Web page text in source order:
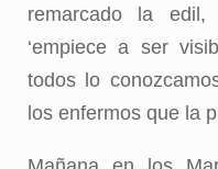
remarcado la
‘empiece a ser
todos lo
los enfermos que la